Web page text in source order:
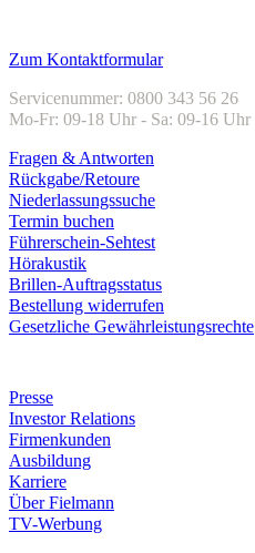
Zum Kontaktformular
Servicenummer: 0800 343 56 26
Mo-Fr: 09-18 Uhr - Sa: 09-16 Uhr
Fragen & Antworten
Rückgabe/Retoure
Niederlassungssuche
Termin buchen
Führerschein-Sehtest
Hörakustik
Brillen-Auftragsstatus
Bestellung widerrufen
Gesetzliche Gewährleistungsrechte
Presse
Investor Relations
Firmenkunden
Ausbildung
Karriere
Über Fielmann
TV-Werbung